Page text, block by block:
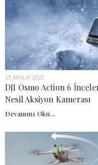
15 ARALIK 2025
DJI Osmo Action 6
Nesil Aksiyon Kamerası
Devamını Oku...